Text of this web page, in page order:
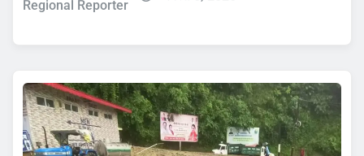
Regional Reporter